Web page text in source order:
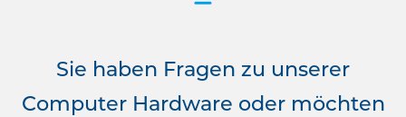
Sie haben Fragen zu unserer
Computer Hardware oder möchten